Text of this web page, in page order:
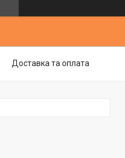
Доставка та оплата